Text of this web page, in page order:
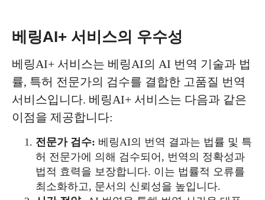
베링AI+ 서비스의 우수성
베링AI+ 서비스는 베링AI의 AI 번역 기술과 법
률, 특허 전문가의 검수를 결합한 고품질 번역
서비스입니다. 베링AI+ 서비스는 다음과 같은
이점을 제공합니다:
전문가 검수: 베링AI의 번역 결과는 법률 및 특
허 전문가에 의해 검수되어, 번역의 정확성과
법적 효력을 보장합니다. 이는 법률적 오류를
최소화하고, 문서의 신뢰성을 높입니다.